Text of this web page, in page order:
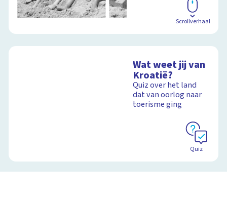
Scrollverhaal
Wat weet jij van
Kroatië?
Quiz over het land
dat van oorlog naar
toerisme ging
Quiz